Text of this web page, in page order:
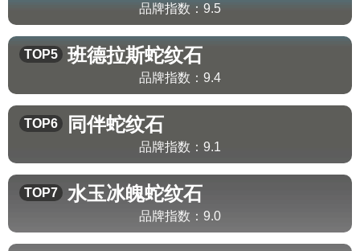
品牌指数： 9.5
TOP5 班德拉斯蛇纹石
品牌指数： 9.4
TOP6 同伴蛇纹石
品牌指数： 9.1
TOP7 水玉冰魄蛇纹石
品牌指数： 9.0